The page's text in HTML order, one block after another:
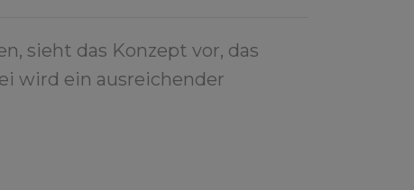
sieht das Konzept vor, das
wird ein ausreichender